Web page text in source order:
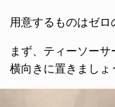
用意するものはゼロ
まず、ティーソー
横向きに置きましょ